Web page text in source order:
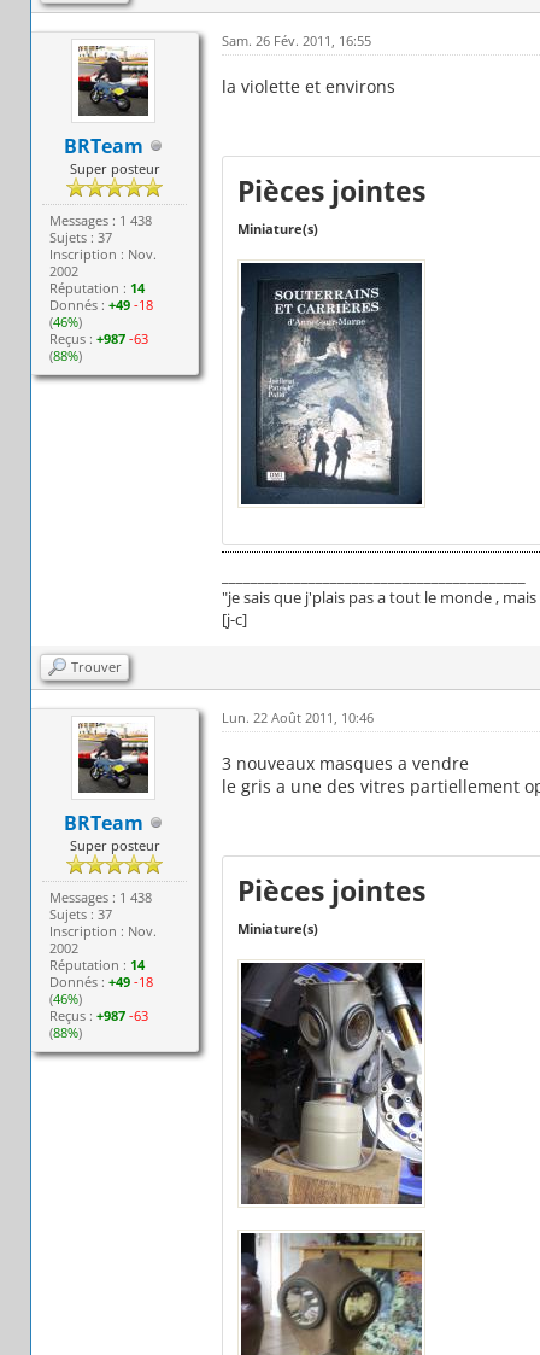
BRTeam
Super posteur
Messages : 1 438
Sujets : 37
Inscription : Nov.
2002
Réputation : 14
Donnés :+49 -18
(46%)
Reçus :+987 -63
(88%)
Sam. 26 Fév. 2011, 16:55
la violette et environs
Pièces jointes
Miniature(s)
"je sais que j'plais pas a tout le monde ,
[j-c]
Trouver
BRTeam
Super posteur
Messages : 1 438
Sujets : 37
Inscription : Nov.
2002
Réputation : 14
Donnés :+49 -18
(46%)
Reçus :+987 -63
(88%)
Lun. 22 Août 2011, 10:46
3 nouveaux masques a vendre
le gris a une des vitres partiellement
Pièces jointes
Miniature(s)